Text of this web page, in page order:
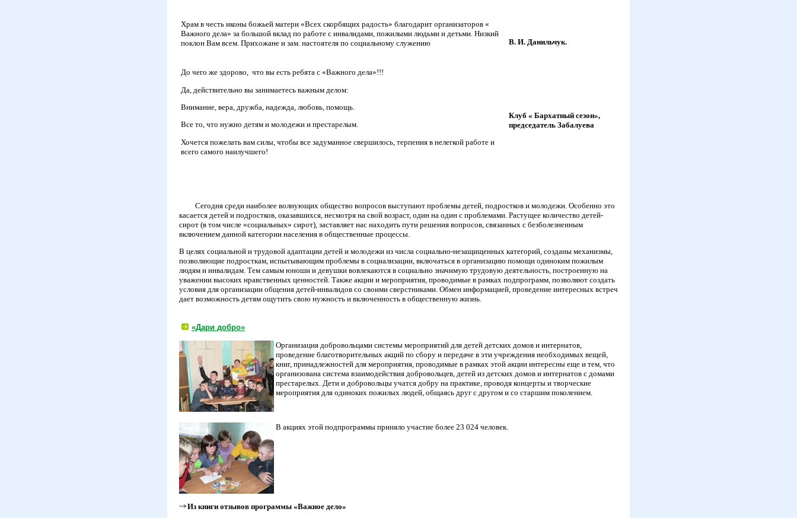
Храм в честь иконы божьей матери «Всех скорбящих радость» благодарит организаторов «
Важного дела» за большой вклад по работе с инвалидами, пожилыми людьми и детьми. Низкий
поклон Вам всем. Прихожане и зам. настоятеля по социальному служению
В. И. Данильчук.
До чего же здорово, что вы есть ребята с «Важного дела»!!!
Да, действительно вы занимаетесь важным делом:
Внимание, вера, дружба, надежда, любовь, помощь.
Все то, что нужно детям и молодежи и престарелым.
Хочется пожелать вам силы, чтобы все задуманное свершилось, терпения в нелегкой работе и
всего самого наилучшего!
Клуб « Бархатный сезон»,
председатель Забалуева
Сегодня среди наиболее волнующих общество вопросов выступают проблемы детей, подростков и молодежи. Особенно это
касается детей и подростков, оказавшихся, несмотря на свой возраст, один на один с проблемами. Растущее количество детей-
сирот (в том числе «социальных» сирот), заставляет нас находить пути решения вопросов, связанных с безболезненным
включением данной категории населения в общественные процессы.
В целях социальной и трудовой адаптации детей и молодежи из числа социально-незащищенных категорий, созданы механизмы,
позволяющие подросткам, испытывающим проблемы в социализации, включаться в организацию помощи одиноким пожилым
людям и инвалидам. Тем самым юноши и девушки вовлекаются в социально значимую трудовую деятельность, построенную на
уважении высоких нравственных ценностей. Также акции и мероприятия, проводимые в рамках подпрограмм, позволяют создать
условия для организации общения детей-инвалидов со своими сверстниками. Обмен информацией, проведение интересных встреч
дает возможность детям ощутить свою нужность и включенность в общественную жизнь.
«Дари добро»
Организация добровольцами системы мероприятий для детей детских домов и интернатов,
проведение благотворительных акций по сбору и передаче в эти учреждения необходимых вещей,
книг, принадлежностей для мероприятия, проводимые в рамках этой акции интересны еще и тем, что
организована система взаимодействия добровольцев, детей из детских домов и интернатов с домами
престарелых. Дети и добровольцы учатся добру на практике, проводя концерты и творческие
мероприятия для одиноких пожилых людей, общаясь друг с другом и со старшим поколением.
В акциях этой подпрограммы приняло участие более 23 024 человек.
Из книги отзывов программы «Важное дело»